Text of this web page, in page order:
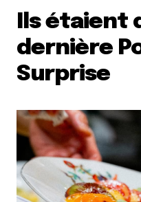
Ils étaient
dernière
Surprise